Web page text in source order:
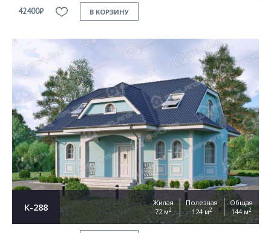
42400₽ В КОРЗИНУ
К-288
Жилая
72 м2
Полезная
124 м2
Общая
144 м2